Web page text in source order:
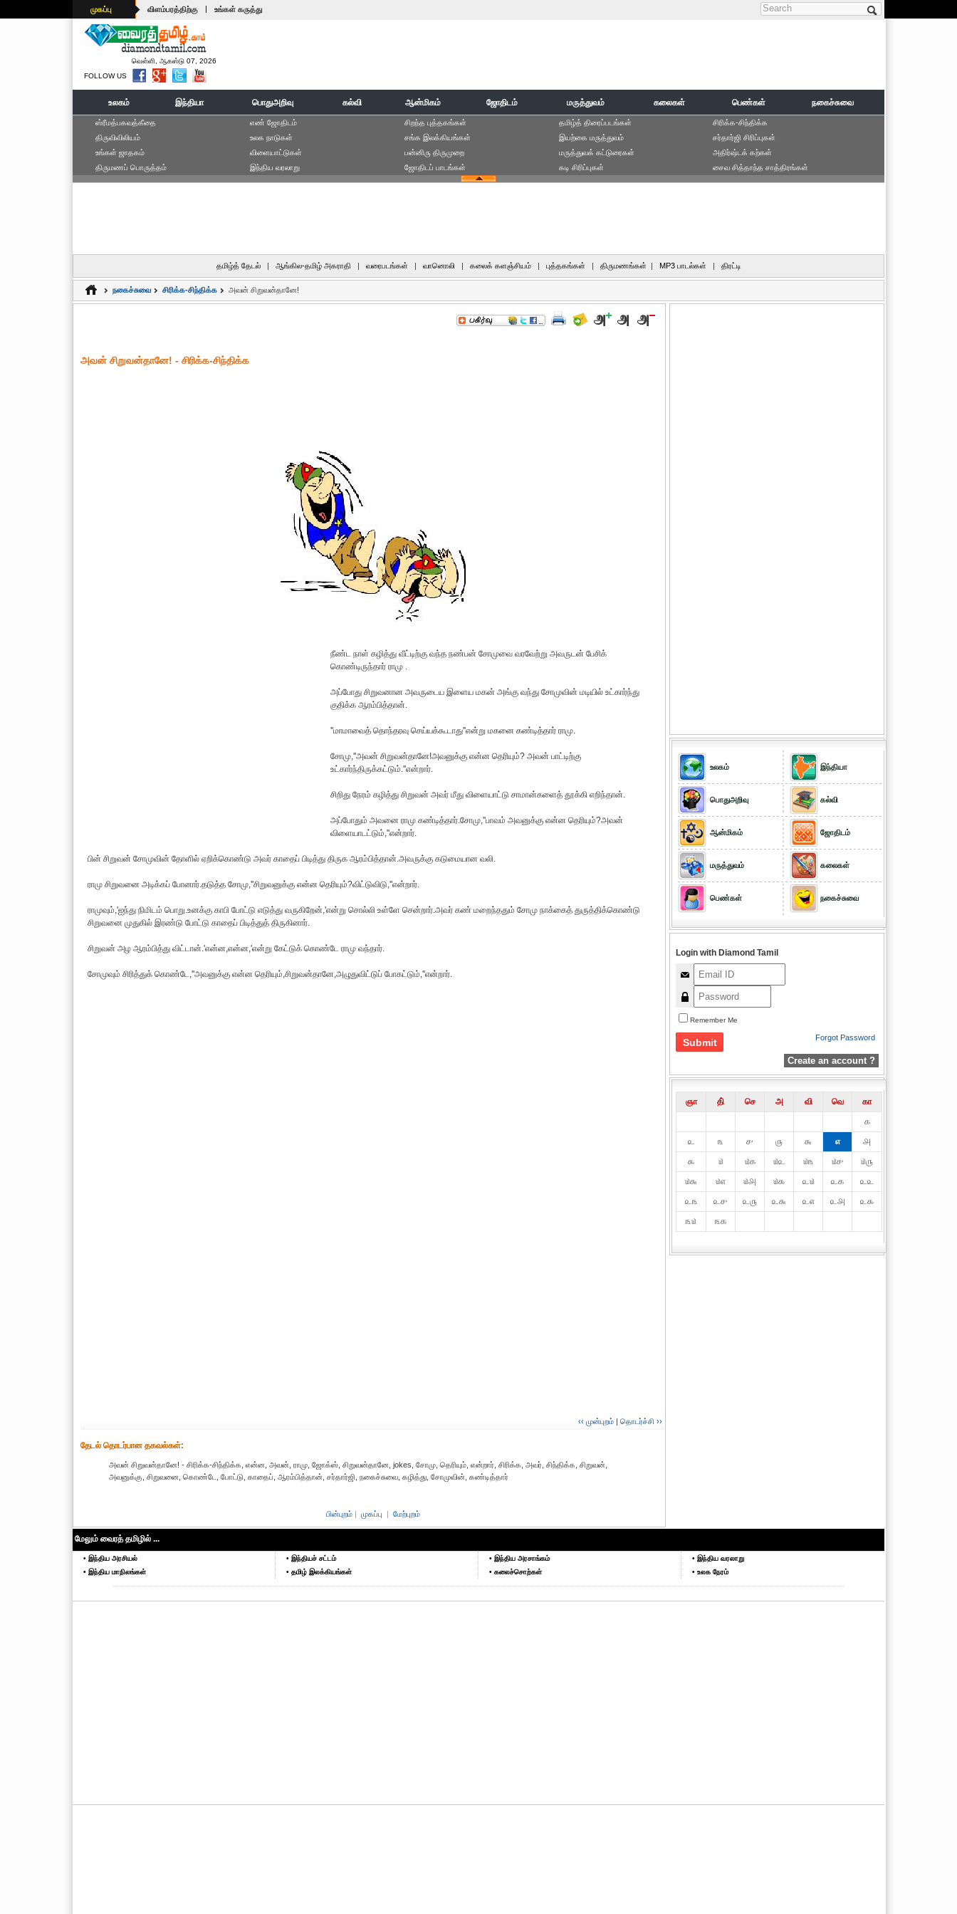
முகப்பு விளம்பரத்திற்கு | உங்கள் கருத்து Search form
வெள்ளி, ஆகஸ்டு 07, 2026
FOLLOW US
உலகம் இந்தியா பொதுஅறிவு கல்வி ஆன்மிகம் ஜோதிடம் மருத்துவம் கலைகள் பெண்கள் நகைச்சுவை
ஸ்ரீமத்பகவத்கீதை
திருவிவிலியம்
உங்கள் ஜாதகம்
திருமணப் பொருத்தம்
எ‌ண் ஜோ‌திட‌ம்
உலக நாடுகள்
விளையாட்டுகள்
இந்திய வரலாறு
சிறந்த புத்தகங்கள்
சங்க இலக்கியங்கள்
பன்னிரு திருமுறை
ஜோதிடப் பாடங்கள்
தமிழ்த் திரைப்படங்கள்
இயற்கை மருத்துவம்
மருத்துவக் கட்டுரைகள்
கடி சிரிப்புகள்
சிரிக்க-சிந்திக்க
சர்தார்ஜி சிரிப்புகள்
அதிர்ஷ்டக் கற்கள்
சைவ சித்தாந்த சாத்திரங்கள்
தமிழ்த் தேடல் | ஆங்கில-தமிழ் அகராதி | வரைபடங்கள் | வானொலி | கலைக் களஞ்சியம் | புத்தகங்கள் | திருமணங்கள் | MP3 பாடல்கள் | திரட்டி
நகைச்சுவை சிரிக்க-சிந்திக்க அவன் சிறுவன்தானே!
அவன் சிறுவன்தானே! - சிரிக்க-சிந்திக்க
நீண்ட நாள் கழித்து வீட்டிற்கு வந்த நண்பன் சோமுவை வரவேற்று அவருடன் பேசிக்
கொண்டிருந்தார் ராமு .
அப்போது சிறுவனான அவருடைய இளைய மகன் அங்கு வந்து சோமுவின் மடியில் உட்கார்ந்து
குதிக்க ஆரம்பித்தான்.
''மாமாவைத் தொந்தரவு செய்யக்கூடாது''என்று மகனை கண்டித்தார் ராமு.
சோமு,''அவன் சிறுவன்தானே!அவனுக்கு என்ன தெரியும்? அவன் பாட்டிற்கு
உட்கார்ந்திருக்கட்டும்.''என்றார்.
சிறிது நேரம் கழித்து சிறுவன் அவர் மீது விளையாட்டு சாமான்களைத் தூக்கி எறிந்தான்.
அப்போதும் அவனை ராமு கண்டித்தார்.சோமு,''பாவம் அவனுக்கு என்ன தெரியும்?அவன்
விளையாடட்டும்,''என்றார்.
பின் சிறுவன் சோமுவின் தோளில் ஏறிக்கொண்டு அவர் காதைப் பிடித்து திருக ஆரம்பித்தான்.அவருக்கு கடுமையான வலி.
ராமு சிறுவனை அடிக்கப் போனார்.தடுத்த சோமு,''சிறுவனுக்கு என்ன தெரியும்?விட்டுவிடு,''என்றார்.
ராமுவும்,'ஐந்து நிமிடம் பொறு.உனக்கு காபி போட்டு எடுத்து வருகிறேன்,'என்று சொல்லி உள்ளே சென்றார்.அவர் கண் மறைந்ததும் சோமு நாக்கைத் துருத்திக்கொண்டு
சிறுவனை முதுகில் இரண்டு போட்டு காதைப் பிடித்துத் திருகினார்.
சிறுவன் அழ ஆரம்பித்து விட்டான்.'என்ன,என்ன,'என்று கேட்டுக் கொண்டே ராமு வந்தார்.
சோமுவும் சிரித்துக் கொண்டே,''அவனுக்கு என்ன தெரியும்,சிறுவன்தானே,அழுதுவிட்டுப் போகட்டும்,''என்றார்.
‹‹ முன்புறம் | தொடர்ச்சி ››
தேட‌ல் தொட‌ர்பான தகவ‌ல்க‌ள்:
அவன் சிறுவன்தானே! - சிரிக்க-சிந்திக்க, என்ன, அவன், ராமு, ஜோக்ஸ், சிறுவன்தானே, jokes, சோமு, தெரியும், என்றார், சிரிக்க, அவர், சிந்திக்க, சிறுவன்,
அவனுக்கு, சிறுவனை, கொண்டே, போட்டு, காதைப், ஆரம்பித்தான், சர்தார்ஜி, நகைச்சுவை, கழித்து, சோமுவின், கண்டித்தார்
பின்புறம் | முகப்பு | மேற்புறம்
உலகம்
பொதுஅறிவு
ஆன்மிகம்
மருத்துவம்
பெண்கள்
இந்தியா
கல்வி
ஜோதிடம்
கலைகள்
நகைச்சுவை
Login with Diamond Tamil
Remember Me
Forgot Password
Create an account ?
ஞா தி் செ அ வி வெ
கா
௧
௨
௩ ௪ ௫ ௬ ௭
௮
௯
௰ ௰௧ ௰௨ ௰௩ ௰௪
௰௫
௰௬
௰௭ ௰௮ ௰௯ ௨௰ ௨௧
௨௨
௨௩
௨௪ ௨௫ ௨௬ ௨௭ ௨௮
௨௯
௩௰
௩௧
மேலும் வைரத் தமிழில் ...
• இந்திய அரசியல்
• இந்திய மாநிலங்கள்
• இந்தியச் சட்டம்
• தமிழ் இலக்கியங்கள்
• இந்திய அரசாங்கம்
• கலைச்சொற்கள்
• இந்திய வரலாறு
• உலக நேரம்